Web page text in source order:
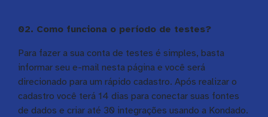
02. Como funciona o período de testes?
Para fazer a sua conta de testes é simples, basta
informar seu e-mail nesta página e você será
direcionado para um rápido cadastro. Após realizar o
cadastro você terá 14 dias para conectar suas fontes
de dados e criar até 30 integrações usando a Kondado.